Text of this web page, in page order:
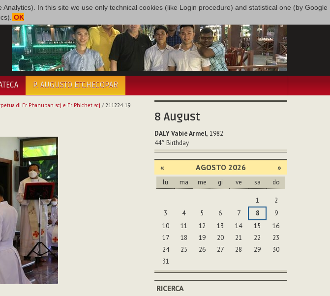
In this site we use only technical cookies (like Login procedure) and statistical one (by Google
OK
P. AUGUSTO ETCHECOPAR
di Fr. Phanupan scj e Fr. Phichet scj / 211224 19
8 August
DALY Vabié Armel, 1982
44° Birthday
« AGOSTO 2026 »
lu ma me gi ve sa do
1
2
3
4 5 6 7 8
9
10
11 12 13 14 15
16
17
18 19 20 21 22
23
24
25 26 27 28 29
30
31
RICERCA